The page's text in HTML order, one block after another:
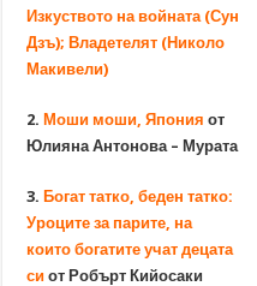
Изкуството на войната (Сун
Дзъ); Владетелят (Николо
Макивели)
2. Моши моши, Япония от
Юлияна Антонова – Мурата
3. Богат татко, беден татко:
Уроците за парите, на
които богатите учат децата
си от Робърт Кийосаки